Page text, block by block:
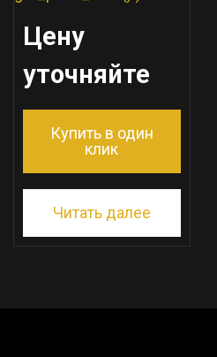
Цену
уточняйте
Купить в один
клик
Читать далее